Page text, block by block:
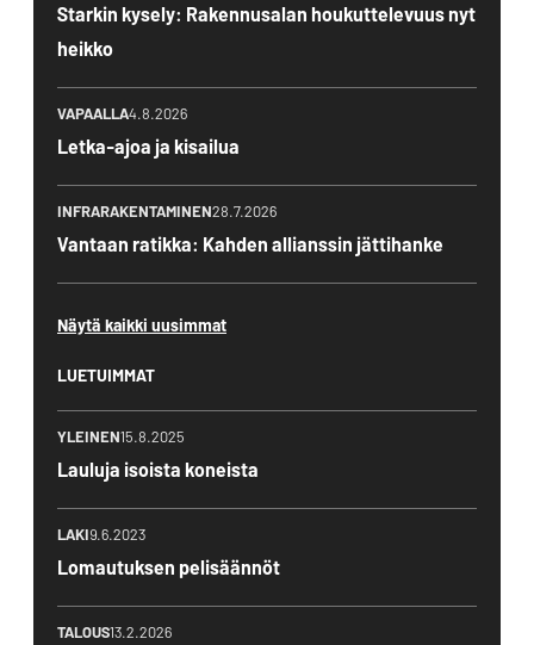
Starkin kysely: Rakennusalan houkuttelevuus nyt
heikko
VAPAALLA4.8.2026
Letka-ajoa ja kisailua
INFRARAKENTAMINEN28.7.2026
Vantaan ratikka: Kahden allianssin jättihanke
Näytä kaikki uusimmat
LUETUIMMAT
YLEINEN15.8.2025
Lauluja isoista koneista
LAKI9.6.2023
Lomautuksen pelisäännöt
TALOUS13.2.2026